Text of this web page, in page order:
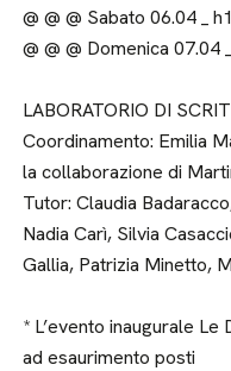
@ @ @ Sabato 06.04 _
@ @ @ Domenica 07.04
LABORATORIO DI
Coordinamento: Emilia
la collaborazione di
Tutor: Claudia
Nadia Carì, Silvia
Gallia, Patrizia Minetto,
* L’evento inaugurale
ad esaurimento posti